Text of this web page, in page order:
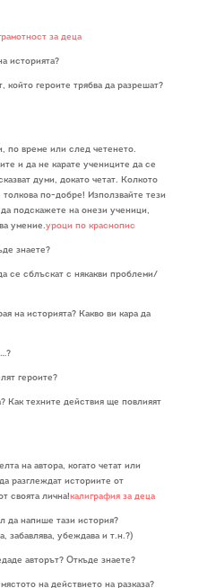
за деца
историята?
който героите трябва да разрешат?
по време или след четенето.
и да не карате учениците да се
думи, докато четат. Колкото
по-добре! Използвайте тези
подскажете на онези ученици,
умение.уроци по краснопис
знаете?
се сблъскат с някакви проблеми/
на историята? Какво ви кара да
героите?
Как техните действия ще повлияят
на автора, когато четат или
разглеждат историите от
своята лична!калиграфия за деца
да напише тази история?
забавлява, убеждава и т.н.?)
авторът? Откъде знаете?
на действието на разказа?